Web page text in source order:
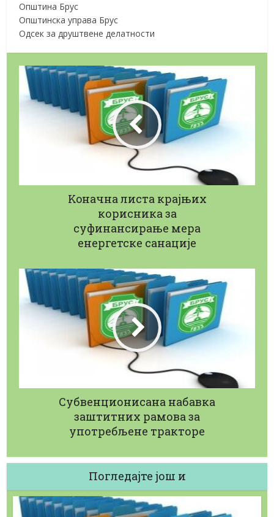
Општина Брус
Општинска управа Брус
Одсек за друштвене делатности
Koначна листа крајњих
корисника за
суфинансирање мера
енергетске санације
Субвенционисана набавка
заштитних рамова за
употребљене тракторе
Погледајте још и